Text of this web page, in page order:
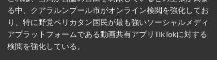
る中、クアラルンプール市がオンライン検閲を強化してお
り、特に野党ペリカタン国民が最も強いソーシャルメディ
アプラットフォームである動画共有アプリTikTokに対する
検閲を強化している。